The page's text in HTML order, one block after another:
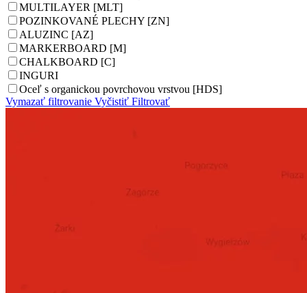
MULTILAYER [MLT]
POZINKOVANÉ PLECHY [ZN]
ALUZINC [AZ]
MARKERBOARD [M]
CHALKBOARD [C]
INGURI
Oceľ s organickou povrchovou vrstvou [HDS]
Vymazať filtrovanie Vyčistiť Filtrovať